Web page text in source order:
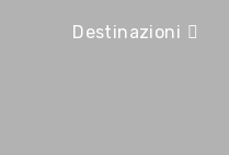
Destinazioni